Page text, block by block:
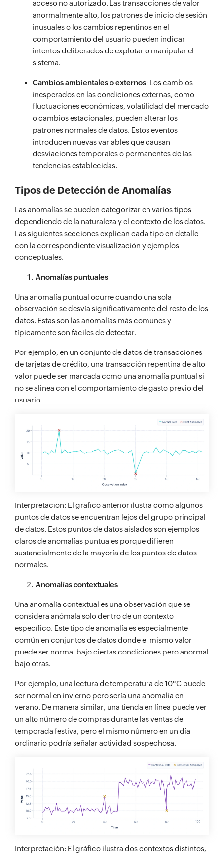
acceso no autorizado. Las transacciones de valor
anormalmente alto, los patrones de inicio de sesión
inusuales o los cambios repentinos en el
comportamiento del usuario pueden indicar
intentos deliberados de explotar o manipular el
sistema.
Cambios ambientales o externos: Los cambios
inesperados en las condiciones externas, como
fluctuaciones económicas, volatilidad del mercado
o cambios estacionales, pueden alterar los
patrones normales de datos. Estos eventos
introducen nuevas variables que causan
desviaciones temporales o permanentes de las
tendencias establecidas.
Tipos de Detección de Anomalías
Las anomalías se pueden categorizar en varios tipos
dependiendo de la naturaleza y el contexto de los datos.
Las siguientes secciones explican cada tipo en detalle
con la correspondiente visualización y ejemplos
conceptuales.
Anomalías puntuales
Una anomalía puntual ocurre cuando una sola
observación se desvía significativamente del resto de los
datos. Estas son las anomalías más comunes y
típicamente son fáciles de detectar.
Por ejemplo, en un conjunto de datos de transacciones
de tarjetas de crédito, una transacción repentina de alto
valor puede ser marcada como una anomalía puntual si
no se alinea con el comportamiento de gasto previo del
usuario.
Interpretación: El gráfico anterior ilustra cómo algunos
puntos de datos se encuentran lejos del grupo principal
de datos. Estos puntos de datos aislados son ejemplos
claros de anomalías puntuales porque difieren
sustancialmente de la mayoría de los puntos de datos
normales.
Anomalías contextuales
Una anomalía contextual es una observación que se
considera anómala solo dentro de un contexto
específico. Este tipo de anomalía es especialmente
común en conjuntos de datos donde el mismo valor
puede ser normal bajo ciertas condiciones pero anormal
bajo otras.
Por ejemplo, una lectura de temperatura de 10°C puede
ser normal en invierno pero sería una anomalía en
verano. De manera similar, una tienda en línea puede ver
un alto número de compras durante las ventas de
temporada festiva, pero el mismo número en un día
ordinario podría señalar actividad sospechosa.
Interpretación: El gráfico ilustra dos contextos distintos,